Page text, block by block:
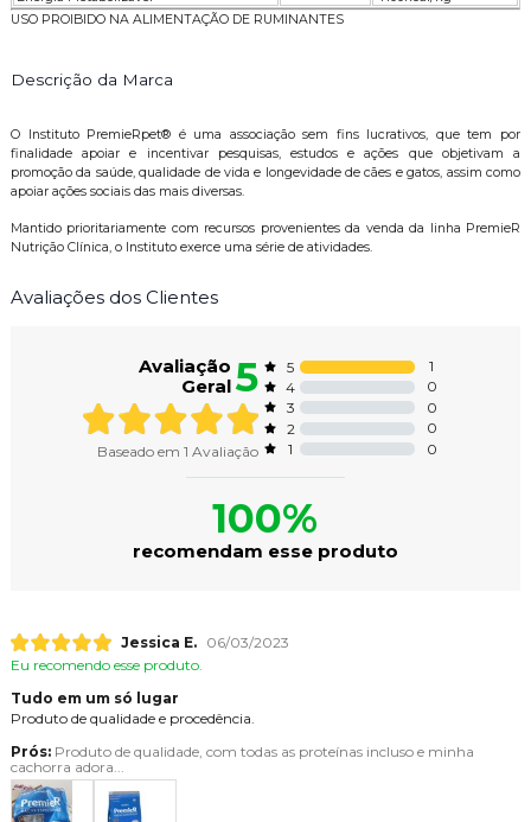
USO PROIBIDO NA ALIMENTAÇÃO DE RUMINANTES
Descrição da Marca
O Instituto PremieRpet® é uma associação sem fins lucrativos, que tem por
finalidade apoiar e incentivar pesquisas, estudos e ações que objetivam a
promoção da saúde, qualidade de vida e longevidade de cães e gatos, assim como
apoiar ações sociais das mais diversas.
Mantido prioritariamente com recursos provenientes da venda da linha PremieR
Nutrição Clínica, o Instituto exerce uma série de atividades.
Avaliações dos Clientes
Avaliação
Geral5
Baseado em 1 Avaliação
5
1
4
0
3
0
2
0
1
0
100%
recomendam esse produto
Jessica E.
06/03/2023
Eu recomendo esse produto.
Tudo em um só lugar
Produto de qualidade e procedência.
Prós: Produto de qualidade, com todas as proteínas incluso e minha
cachorra adora...